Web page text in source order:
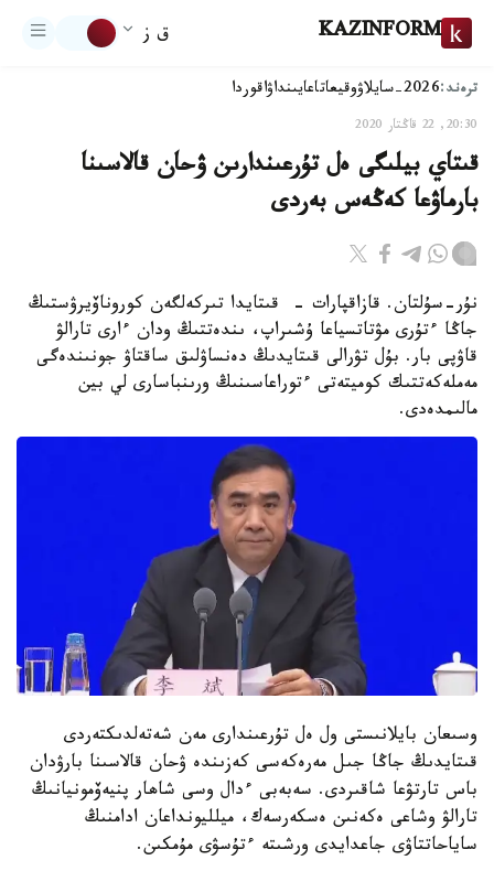
KAZINFORM ق ز
ترەند:2026-سايلاۋ وقيعاتاعايىنداۋاقوردا
20:30, 22 قاڭتار 2020
قىتاي بيلىگى ەل تۇرعىندارىن ۋحان قالاسىنا
بارماۋعا كەڭەس بەردى
نۇر-سۇلتان. قازاقپارات – قىتايدا تىركەلگەن كوروناۆيرۋستىڭ
جاڭا ءتۇرى مۋتاتسياعا ۇشىراپ، ىندەتتىڭ ودان ءارى تارالۋ
قاۋپى بار. بۇل تۋرالى قىتايدىڭ دەنساۋلىق ساقتاۋ جونىندەگى
مەملەكەتتىك كوميتەتى ءتوراعاسىنىڭ ورىنباسارى لي بين
مالىمدەدى.
وسىعان بايلانىستى ول ەل تۇرعىندارى مەن شەتەلدىكتەردى
قىتايدىڭ جاڭا جىل مەرەكەسى كەزىندە ۋحان قالاسىنا بارۋدان
باس تارتۋعا شاقىردى. سەبەبى ءدال وسى شاھار پنيەۆمونيانىڭ
تارالۋ وشاعى ەكەنىن ەسكەرسەك، ميلليونداعان ادامنىڭ
ساياحاتتاۋى جاعدايدى ورشىتە ءتۇسۋى مۇمكىن.